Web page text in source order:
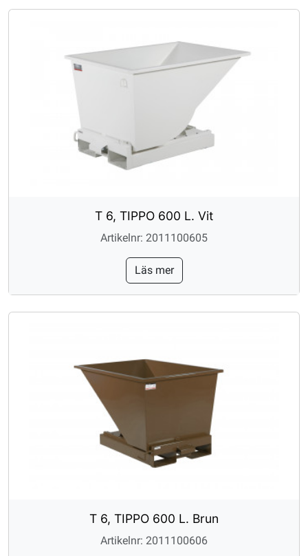
T 6, TIPPO 600 L. Vit
Artikelnr: 2011100605
Läs mer
T 6, TIPPO 600 L. Brun
Artikelnr: 2011100606